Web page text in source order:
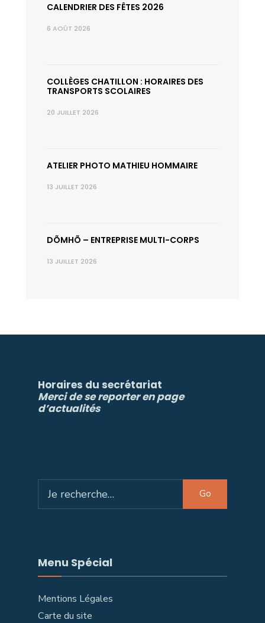
CALENDRIER DES FÊTES 2026
6 AOÛT 2026
COLLÈGES CHATILLON : HORAIRES DES
TRANSPORTS SCOLAIRES
20 JUILLET 2026
ATELIER PHOTO MATHIEU HOMMAIRE
13 JUILLET 2026
DÕMHÕ – ENTREPRISE MULTI-CORPS
13 JUILLET 2026
Horaires du secrétariat
Merci de se reporter en page
d’actualités
for:
Go
Menu Spécial
Mentions Légales
Carte du site